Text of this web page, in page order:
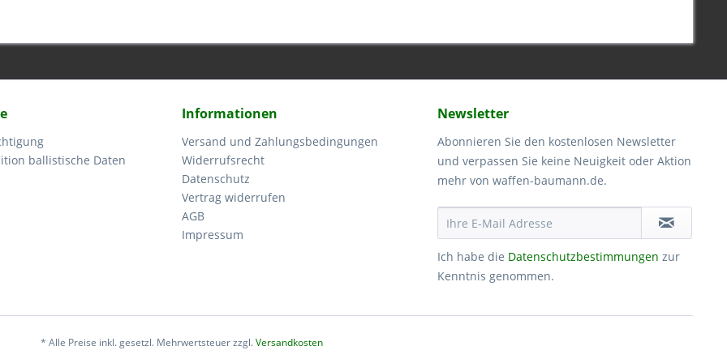
ballistische Daten
Informationen
Versand und Zahlungsbedingungen
Widerrufsrecht
Datenschutz
Vertrag widerrufen
AGB
Impressum
Newsletter
Abonnieren Sie den kostenlosen Newsletter
und verpassen Sie keine Neuigkeit oder Aktion
mehr von waffen-baumann.de.
Ich habe die Datenschutzbestimmungen zur
Kenntnis genommen.
* Alle Preise inkl. gesetzl. Mehrwertsteuer zzgl.Versandkosten